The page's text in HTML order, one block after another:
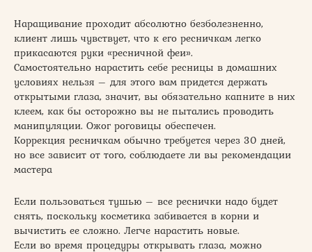
Наращивание проходит абсолютно безболезненно,
клиент лишь чувствует, что к его ресничкам легко
прикасаются руки «ресничной феи».
Самостоятельно нарастить себе ресницы в домашних
условиях нельзя – для этого вам придется держать
открытыми глаза, значит, вы обязательно капните в них
клеем, как бы осторожно вы не пытались проводить
манипуляции. Ожог роговицы обеспечен.
Коррекция ресничкам обычно требуется через 30 дней,
но все зависит от того, соблюдаете ли вы рекомендации
мастера
Если пользоваться тушью – все реснички надо будет
снять, поскольку косметика забивается в корни и
вычистить ее сложно. Легче нарастить новые.
Если во время процедуры открывать глаза, можно